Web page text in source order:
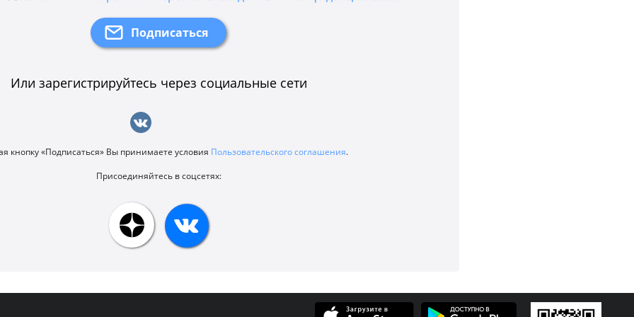
Или зарегистрируйтесь через социальные сети
кнопку «Подписаться» Вы принимаете условия Пользовательского соглашения.
Присоединяйтесь в соцсетях: